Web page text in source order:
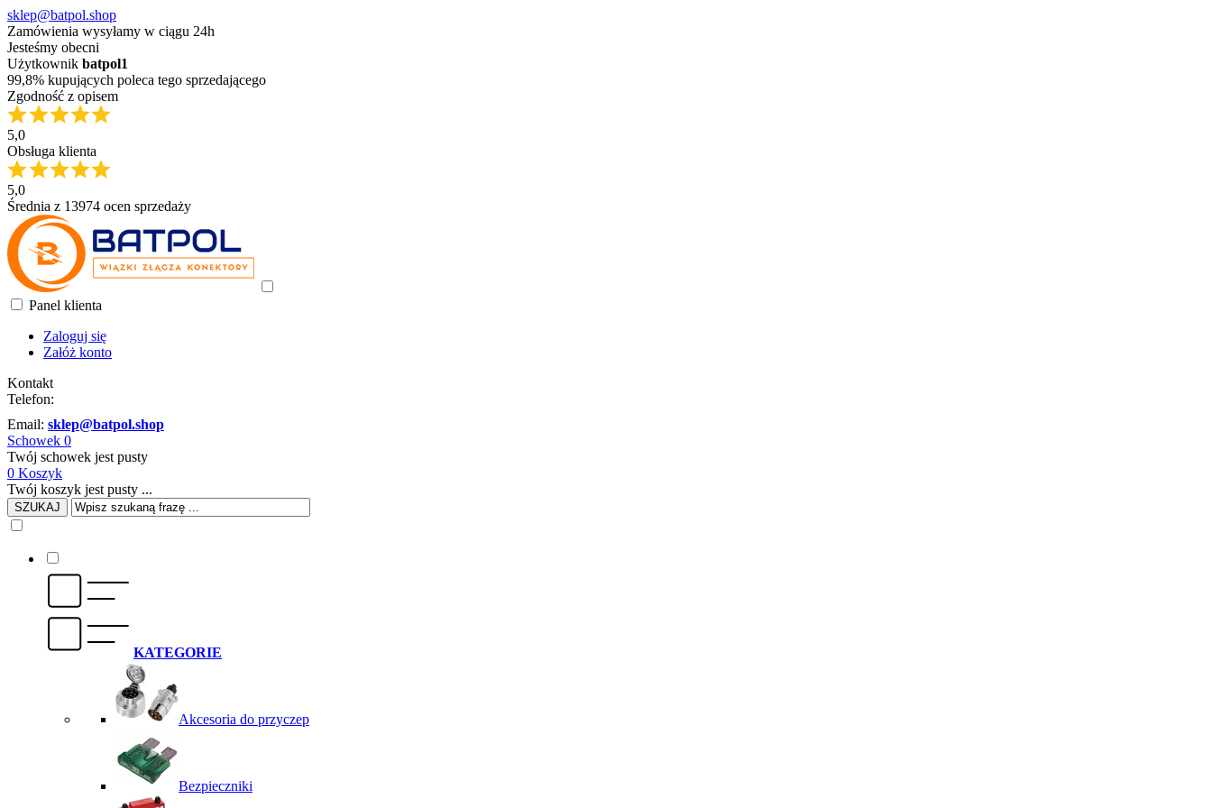
sklep@batpol.shop
Zamówienia wysyłamy w ciągu 24h
Jesteśmy obecni
Użytkownik batpol1
99,8% kupujących poleca tego sprzedającego
Zgodność z opisem
5,0
Obsługa klienta
5,0
Średnia z 13974 ocen sprzedaży
Panel klienta
Zaloguj się
Załóż konto
Kontakt
Telefon:
Email: sklep@batpol.shop
Schowek 0
Twój schowek jest pusty
0 Koszyk
Twój koszyk jest pusty ...
SZUKAJ
KATEGORIE
Akcesoria do przyczep
Bezpieczniki